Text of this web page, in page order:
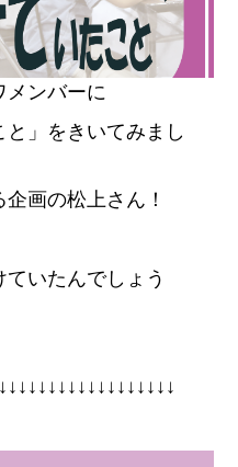
メンバーに
と」をきいてみまし
画の松上さん！
いたんでしょう